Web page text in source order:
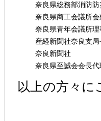
奈良県総務部消防
奈良県商工会議所会
奈良県青年会議所理
産経新聞社奈良支局
奈良新聞社
奈良県至誠会会長代
以上の方々